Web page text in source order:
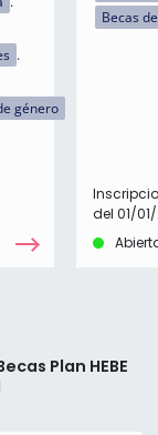
género
Becas
del 01/
Plan HEBE